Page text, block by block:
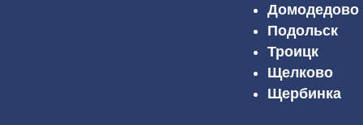
Домодедово
Подольск
Троицк
Щелково
Щербинка